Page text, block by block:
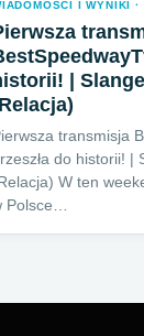
I WYNIKI
|
transmisja
do historii! |
W ten
Polsce…